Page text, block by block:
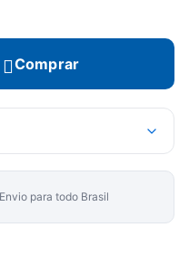
Comprar
Envio para todo Brasil